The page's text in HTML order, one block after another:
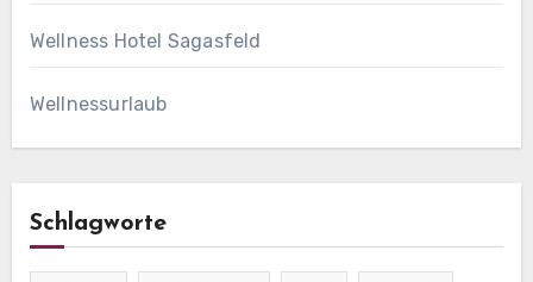
Wellness Hotel Sagasfeld
Wellnessurlaub
Schlagworte